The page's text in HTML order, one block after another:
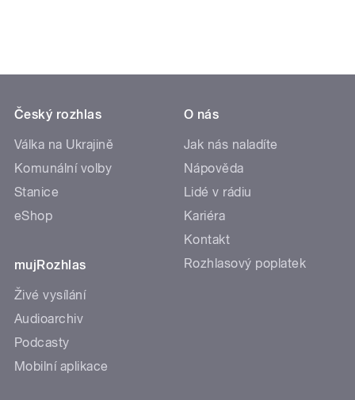
Český rozhlas
Válka na Ukrajině
Komunální volby
Stanice
eShop
mujRozhlas
Živé vysílání
Audioarchiv
Podcasty
Mobilní aplikace
O nás
Jak nás naladíte
Nápověda
Lidé v rádiu
Kariéra
Kontakt
Rozhlasový poplatek